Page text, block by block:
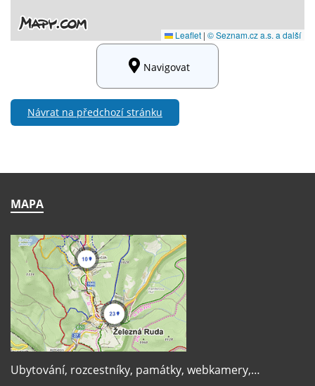
Navigovat
Návrat na předchozí stránku
MAPA
Ubytování, rozcestníky, památky, webkamery,…